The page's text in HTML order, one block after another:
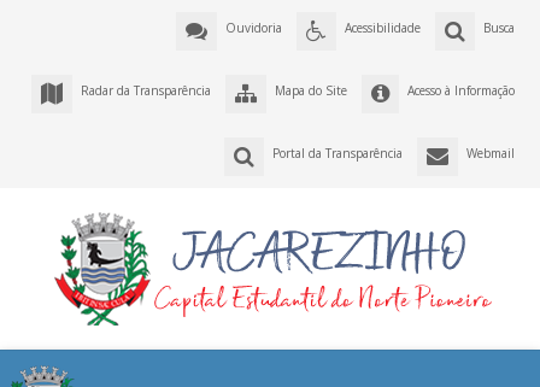
Busca
Acessibilidade
Ouvidoria
Acesso à Informação
Mapa do Site
Radar da Transparência
Webmail
Portal da Transparência